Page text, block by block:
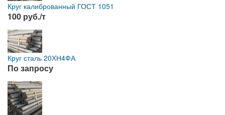
Круг калиброванный ГОСТ 1051
100 руб./т
Круг сталь 20ХН4ФА
По запросу